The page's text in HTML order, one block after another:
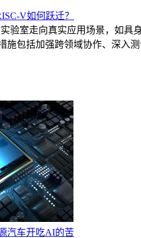
V如何跃迁？
验室走向真实应用场景，如具
施包括加强跨领域协作、深入
汽车开吃AI的苦